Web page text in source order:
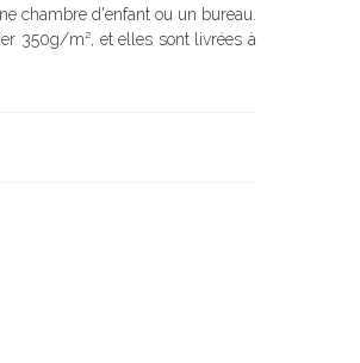
chambre d'enfant ou un bureau.
350g/m², et elles sont livrées à